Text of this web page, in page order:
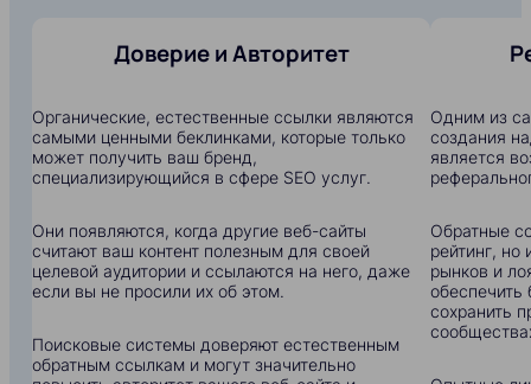
Доверие и Авторитет
Органические, естественные ссылки являются
самыми ценными беклинками, которые только
может получить ваш бренд,
специализирующийся в сфере SEO услуг.
Они появляются, когда другие веб-сайты
считают ваш контент полезным для своей
целевой аудитории и ссылаются на него, даже
если вы не просили их об этом.
Поисковые системы доверяют естественным
обратным ссылкам и могут значительно
Одним из
создания
является
Обратные
рейтинг,
рынков и
сохранить